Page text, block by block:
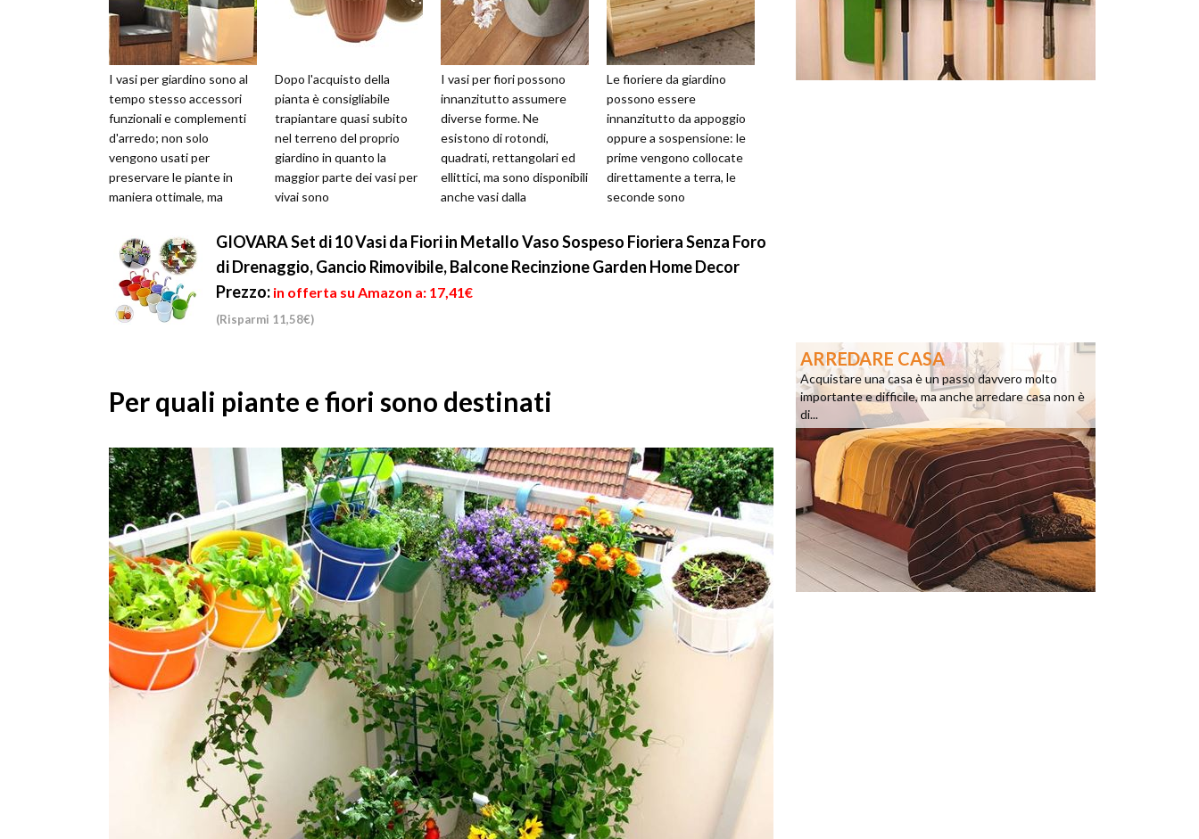
I vasi per giardino sono al
tempo stesso accessori
funzionali e complementi
d'arredo; non solo
vengono usati per
preservare le piante in
maniera ottimale, ma
agli ambienti est...
Dopo l'acquisto della
pianta è consigliabile
trapiantare quasi subito
nel terreno del proprio
giardino in quanto la
maggior parte dei vasi per
vivai sono
terriccio presente tend...
I vasi per fiori possono
innanzitutto assumere
diverse forme. Ne
esistono di rotondi,
quadrati, rettangolari ed
ellittici, ma sono disponibili
anche vasi dalla
lineare e più origina...
Le fioriere da giardino
possono essere
innanzitutto da appoggio
oppure a sospensione: le
prime vengono collocate
direttamente a terra, le
seconde sono
alle staccionate o ad
GIOVARA Set di 10 Vasi da Fiori in Metallo Vaso Sospeso Fioriera Senza Foro
di Drenaggio, Gancio Rimovibile, Balcone Recinzione Garden Home Decor
Prezzo: in offerta su Amazon a: 17,41€
(Risparmi 11,58€)
Per quali piante e fiori sono destinati
ARREDARE CASA
Acquistare una casa è un passo davvero molto
importante e difficile, ma anche arredare casa non è
di...